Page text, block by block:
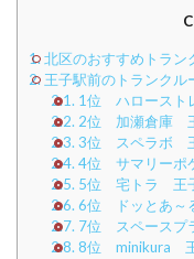
1.北区のおすすめトラン
2. 王子駅前のトランクル
2.1. 1位 ハロースト
2.2. 2位 加瀬倉庫
2.3. 3位 スペラボ
2.4. 4位 サマリーポ
2.5. 5位 宅トラ 王
2.6. 6位 ドッとあ～
2.7. 7位 スペースプ
2.8. 8位 minikura